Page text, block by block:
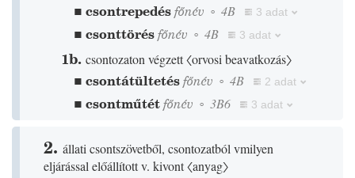
▪ csontrepedésfőnév ◦ 4B 3 adat
▪ csonttörésfőnév ◦ 4B 3 adat
1b. csontozaton végzett〈orvosi beavatkozás〉
▪ csontátültetésfőnév ◦ 4B 2 adat
▪ csontműtétfőnév ◦ 3B6 3 adat
2. állati csontszövetből, csontozatból vmilyen
eljárással előállított v. kivont〈anyag〉